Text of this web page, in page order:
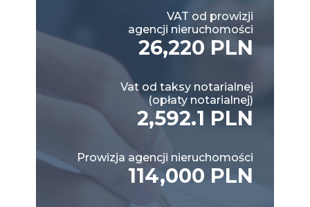
VAT od prowizji
agencji nieruchomości
26,220 PLN
Vat od taksy notarialnej
(opłaty notarialnej)
2,592.1 PLN
Prowizja agencji nieruchomości
114,000 PLN